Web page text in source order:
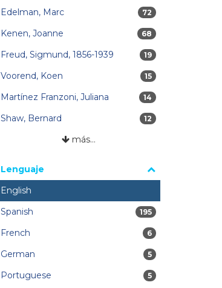
Edelman, Marc
72 resultados
72
Kenen, Joanne 68 resultados
68
Freud, Sigmund, 1856-1939 19 resultados
19
Voorend, Koen 15 resultados
15
Martínez Franzoni, Juliana 14 resultados
14
Shaw, Bernard 12 resultados
12
más…
Lenguaje
English
Spanish
195 resultados
195
French 6 resultados
6
German 5 resultados
5
Portuguese 5 resultados
5